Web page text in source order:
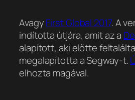
AvagyFirst Global 2017. A
indította útjára, amit az a
alapított, aki előtte
megalapította a Segway-t.
elhozta magával.